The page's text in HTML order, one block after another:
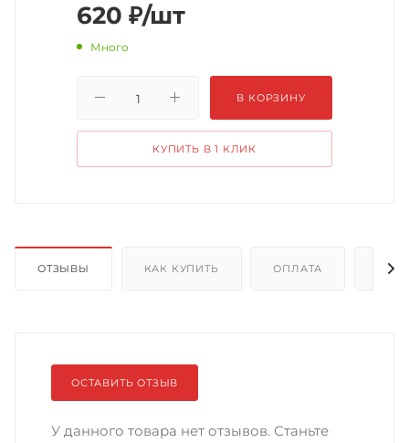
620 ₽/шт
Много
В КОРЗИНУ
КУПИТЬ В 1 КЛИК
ОТЗЫВЫ КАК КУПИТЬ ОПЛАТА
ОСТАВИТЬ ОТЗЫВ
У данного товара нет отзывов. Станьте